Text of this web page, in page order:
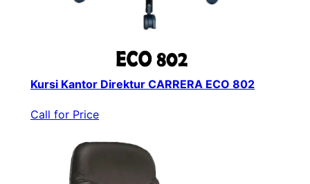
Kursi Kantor Direktur CARRERA ECO 802
Call for Price